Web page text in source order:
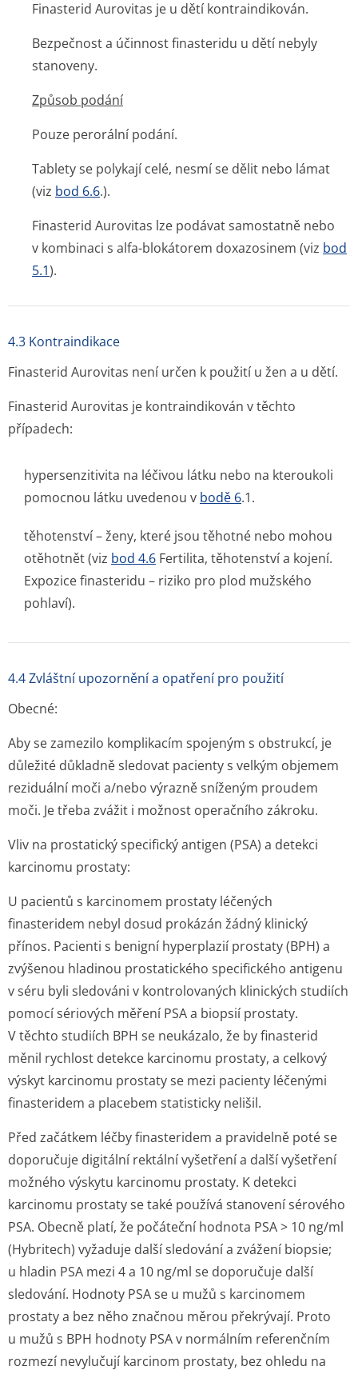
Finasterid Aurovitas je u dětí kontraindikován.
Bezpečnost a účinnost finasteridu u dětí nebyly
stanoveny.
Způsob podání
Pouze perorální podání.
Tablety se polykají celé, nesmí se dělit nebo lámat
(viz bod 6.6.).
Finasterid Aurovitas lze podávat samostatně nebo
v kombinaci s alfa-blokátorem doxazosinem (viz bod
5.1).
4.3 Kontraindikace
Finasterid Aurovitas není určen k použití u žen a u dětí.
Finasterid Aurovitas je kontraindikován v těchto
případech:
hypersenzitivita na léčivou látku nebo na kteroukoli
pomocnou látku uvedenou v bodě 6.1.
těhotenství – ženy, které jsou těhotné nebo mohou
otěhotnět (viz bod 4.6 Fertilita, těhotenství a kojení.
Expozice finasteridu – riziko pro plod mužského
pohlaví).
4.4 Zvláštní upozornění a opatření pro použití
Obecné:
Aby se zamezilo komplikacím spojeným s obstrukcí, je
důležité důkladně sledovat pacienty s velkým objemem
reziduální moči a/nebo výrazně sníženým proudem
moči. Je třeba zvážit i možnost operačního zákroku.
Vliv na prostatický specifický antigen (PSA) a detekci
karcinomu prostaty:
U pacientů s karcinomem prostaty léčených
finasteridem nebyl dosud prokázán žádný klinický
přínos. Pacienti s benigní hyperplazií prostaty (BPH) a
zvýšenou hladinou prostatického specifického antigenu
v séru byli sledováni v kontrolovaných klinických studiích
pomocí sériových měření PSA a biopsií prostaty.
V těchto studiích BPH se neukázalo, že by finasterid
měnil rychlost detekce karcinomu prostaty, a celkový
výskyt karcinomu prostaty se mezi pacienty léčenými
finasteridem a placebem statisticky nelišil.
Před začátkem léčby finasteridem a pravidelně poté se
doporučuje digitální rektální vyšetření a další vyšetření
možného výskytu karcinomu prostaty. K detekci
karcinomu prostaty se také používá stanovení sérového
PSA. Obecně platí, že počáteční hodnota PSA > 10 ng/ml
(Hybritech) vyžaduje další sledování a zvážení biopsie;
u hladin PSA mezi 4 a 10 ng/ml se doporučuje další
sledování. Hodnoty PSA se u mužů s karcinomem
prostaty a bez něho značnou měrou překrývají. Proto
u mužů s BPH hodnoty PSA v normálním referenčním
rozmezí nevylučují karcinom prostaty, bez ohledu na